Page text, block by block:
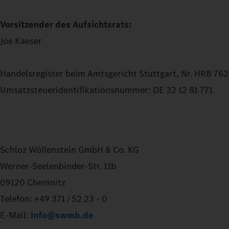
Vorsitzender des Aufsichtsrats:
Joe Kaeser
Handelsregister beim Amtsgericht Stuttgart, Nr. HRB
Umsatzsteueridentifikationsnummer: DE 32 12 81 771
Schloz Wöllenstein GmbH & Co. KG
Werner-Seelenbinder-Str. 11b
09120 Chemnitz
Telefon: +49 371 / 52 23 - 0
E-Mail: info@swmb.de